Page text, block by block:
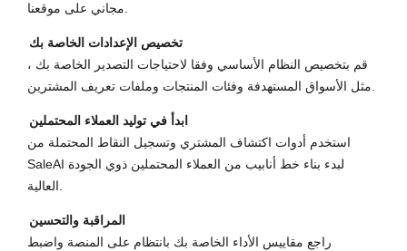
مجاني على موقعنا.
تخصيص الإعدادات الخاصة بك
قم بتخصيص النظام الأساسي وفقا لاحتياجات التصدير الخاصة بك ،
مثل الأسواق المستهدفة وفئات المنتجات وملفات تعريف المشترين.
ابدأ في توليد العملاء المحتملين
استخدم أدوات اكتشاف المشتري وتسجيل النقاط المحتملة من
SaleAI لبدء بناء خط أنابيب من العملاء المحتملين ذوي الجودة
العالية.
المراقبة والتحسين
راجع مقاييس الأداء الخاصة بك بانتظام على المنصة واضبط